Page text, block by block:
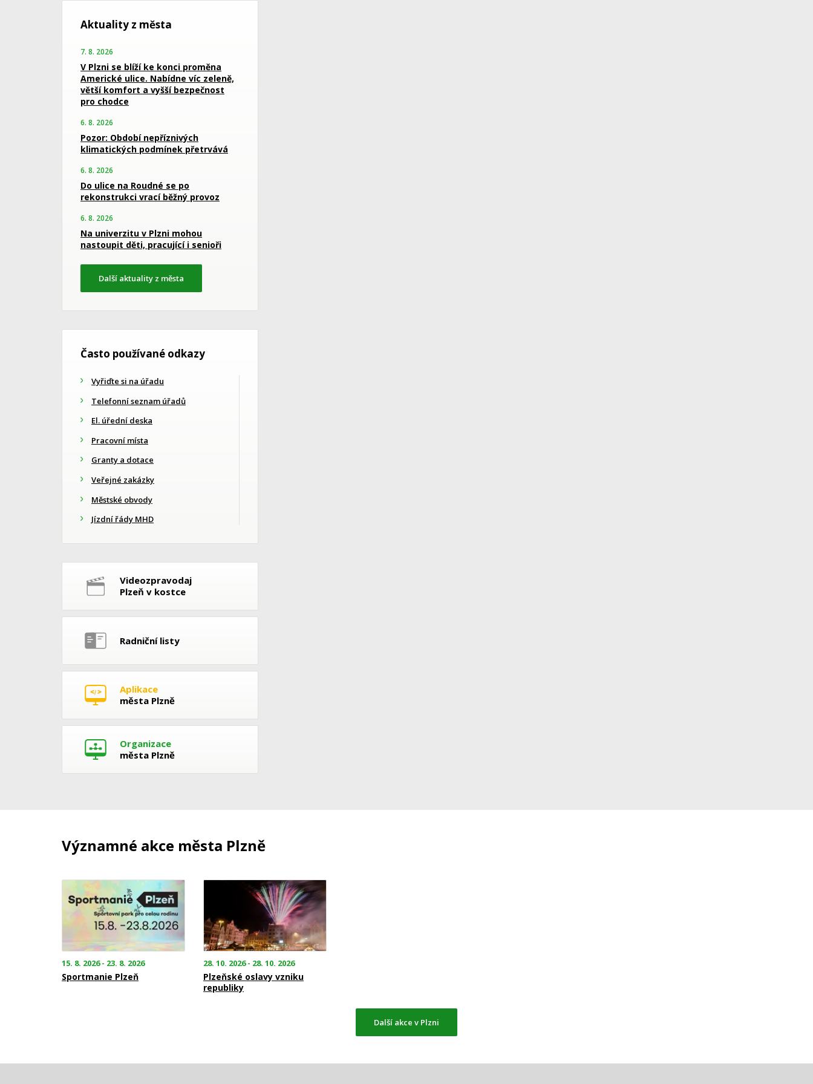
Aktuality z města
7. 8. 2026
V Plzni se blíží ke konci proměna
Americké ulice. Nabídne víc zeleně,
větší komfort a vyšší bezpečnost
pro chodce
6. 8. 2026
Pozor: Období nepříznivých
klimatických podmínek přetrvává
6. 8. 2026
Do ulice na Roudné se po
rekonstrukci vrací běžný provoz
6. 8. 2026
Na univerzitu v Plzni mohou
nastoupit děti, pracující i senioři
Další aktuality z města
Často používané odkazy
Vyřiďte si na úřadu
Telefonní seznam úřadů
El. úřední deska
Pracovní místa
Granty a dotace
Veřejné zakázky
Městské obvody
Jízdní řády MHD
Videozpravodaj
Plzeň v kostce
Radniční listy
Aplikace
města Plzně
Organizace
města Plzně
Významné akce města Plzně
15. 8. 2026 - 23. 8. 2026
Sportmanie Plzeň
28. 10. 2026 - 28. 10. 2026
Plzeňské oslavy vzniku
republiky
Další akce v Plzni